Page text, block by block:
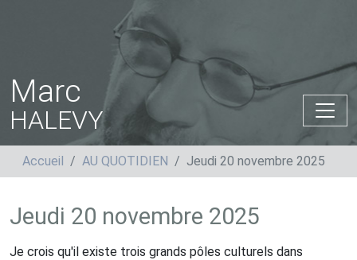
Marc
HALEVY
Accueil AU QUOTIDIEN Jeudi 20 novembre 2025
Jeudi 20 novembre 2025
Je crois qu'il existe trois grands pôles culturels dans